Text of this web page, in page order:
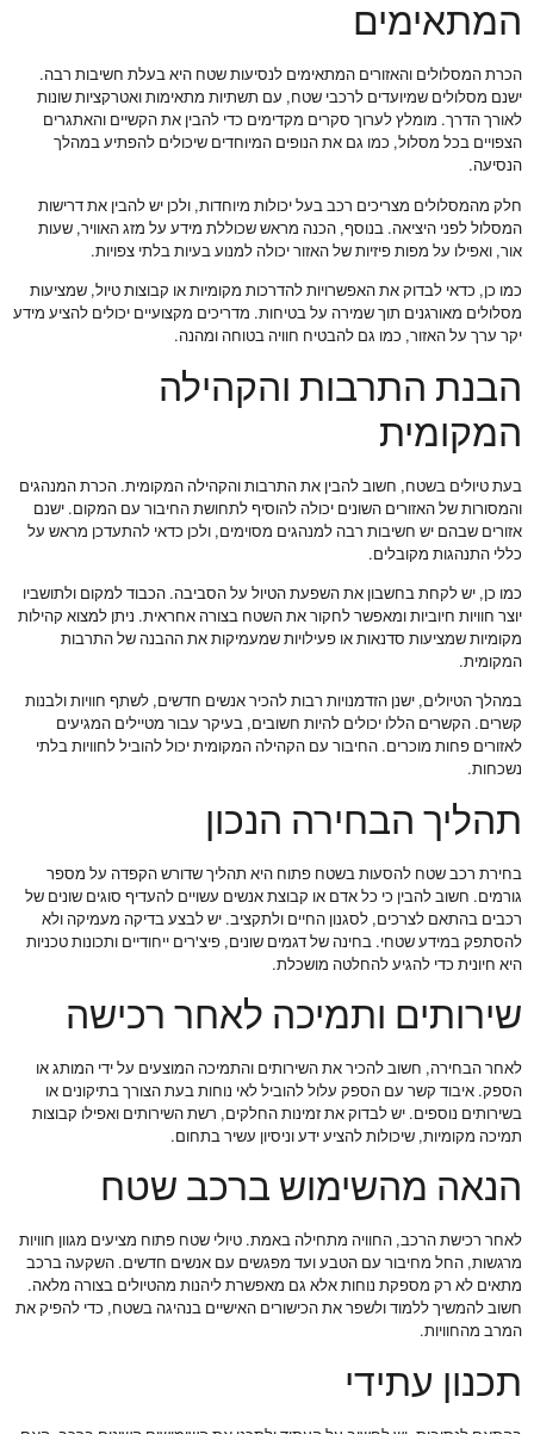
המתאימים
הכרת המסלולים והאזורים המתאימים לנסיעות שטח היא בעלת חשיבות רבה.
ישנם מסלולים שמיועדים לרכבי שטח, עם תשתיות מתאימות ואטרקציות שונות
לאורך הדרך. מומלץ לערוך סקרים מקדימים כדי להבין את הקשיים והאתגרים
הצפויים בכל מסלול, כמו גם את הנופים המיוחדים שיכולים להפתיע במהלך
הנסיעה.
חלק מהמסלולים מצריכים רכב בעל יכולות מיוחדות, ולכן יש להבין את דרישות
המסלול לפני היציאה. בנוסף, הכנה מראש שכוללת מידע על מזג האוויר, שעות
אור, ואפילו על מפות פיזיות של האזור יכולה למנוע בעיות בלתי צפויות.
כמו כן, כדאי לבדוק את האפשרויות להדרכות מקומיות או קבוצות טיול, שמציעות
מסלולים מאורגנים תוך שמירה על בטיחות. מדריכים מקצועיים יכולים להציע מידע
יקר ערך על האזור, כמו גם להבטיח חוויה בטוחה ומהנה.
הבנת התרבות והקהילה
המקומית
בעת טיולים בשטח, חשוב להבין את התרבות והקהילה המקומית. הכרת המנהגים
והמסורות של האזורים השונים יכולה להוסיף לתחושת החיבור עם המקום. ישנם
אזורים שבהם יש חשיבות רבה למנהגים מסוימים, ולכן כדאי להתעדכן מראש על
כללי התנהגות מקובלים.
כמו כן, יש לקחת בחשבון את השפעת הטיול על הסביבה. הכבוד למקום ולתושביו
יוצר חוויות חיוביות ומאפשר לחקור את השטח בצורה אחראית. ניתן למצוא קהילות
מקומיות שמציעות סדנאות או פעילויות שמעמיקות את ההבנה של התרבות
המקומית.
במהלך הטיולים, ישנן הזדמנויות רבות להכיר אנשים חדשים, לשתף חוויות ולבנות
קשרים. הקשרים הללו יכולים להיות חשובים, בעיקר עבור מטיילים המגיעים
לאזורים פחות מוכרים. החיבור עם הקהילה המקומית יכול להוביל לחוויות בלתי
נשכחות.
תהליך הבחירה הנכון
בחירת רכב שטח להסעות בשטח פתוח היא תהליך שדורש הקפדה על מספר
גורמים. חשוב להבין כי כל אדם או קבוצת אנשים עשויים להעדיף סוגים שונים של
רכבים בהתאם לצרכים, לסגנון החיים ולתקציב. יש לבצע בדיקה מעמיקה ולא
להסתפק במידע שטחי. בחינה של דגמים שונים, פיצ'רים ייחודיים ותכונות טכניות
היא חיונית כדי להגיע להחלטה מושכלת.
שירותים ותמיכה לאחר רכישה
לאחר הבחירה, חשוב להכיר את השירותים והתמיכה המוצעים על ידי המותג או
הספק. איבוד קשר עם הספק עלול להוביל לאי נוחות בעת הצורך בתיקונים או
בשירותים נוספים. יש לבדוק את זמינות החלקים, רשת השירותים ואפילו קבוצות
תמיכה מקומיות, שיכולות להציע ידע וניסיון עשיר בתחום.
הנאה מהשימוש ברכב שטח
לאחר רכישת הרכב, החוויה מתחילה באמת. טיולי שטח פתוח מציעים מגוון חוויות
מרגשות, החל מחיבור עם הטבע ועד מפגשים עם אנשים חדשים. השקעה ברכב
מתאים לא רק מספקת נוחות אלא גם מאפשרת ליהנות מהטיולים בצורה מלאה.
חשוב להמשיך ללמוד ולשפר את הכישורים האישיים בנהיגה בשטח, כדי להפיק את
המרב מהחוויות.
תכנון עתידי